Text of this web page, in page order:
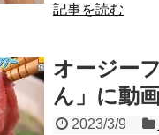
記事を読む
オージー
ん」に動
2023/3/9